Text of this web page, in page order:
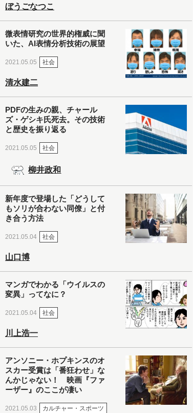
ぼうごなつこ
微表情研究の世界的権威に聞
いた、AI表情分析技術の展望
2021.05.05 社会
清水建二
PDFの生みの親、チャール
ズ・ゲシキ氏死去。その技術
と歴史を振り返る
2021.05.05 社会
柳井政和
新年度で登場した「どうして
もソリが合わない同僚」と付
き合う方法
2021.05.04 社会
山口博
マンガでわかる「ウイルスの
変異」ってなに？
2021.05.04 社会
川上浩一
アンソニー・ホプキンスのオ
スカー受賞は「番狂わせ」な
んかじゃない！ 映画『ファ
ーザー』のここが凄い
2021.05.03 カルチャー・スポーツ